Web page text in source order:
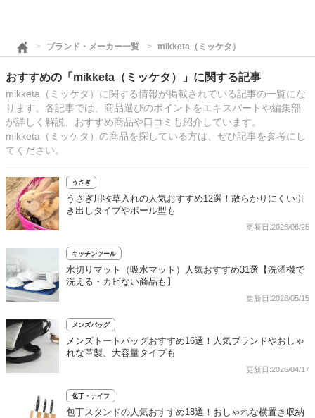
ブランド・メーカー一覧 mikketa（ミッケタ）
おすすめの「mikketa（ミッケタ）」に関する記事
mikketa（ミッケタ）に関する情報が掲載されている記事の一覧にな
ります。各記事では、商品選びのポイントをエキスパートや編集部
が詳しく解説、おすすめ商品や口コミも紹介しています。
mikketa（ミッケタ）の商品を探している方は、ぜひ記事を参考にし
てください。
うさぎ
うさぎ用牧草入れの人気おすすめ12選！散らかりにくい引
き出しタイプやボール型も
更新日:2026/06/25
キッチンツール
水切りマット（吸水マット）人気おすすめ31選【洗濯機で
洗える・カビない商品も】
更新日:2026/05/15
メンズバッグ
メンズトートバッグおすすめ16選！人気ブランドやおしゃ
れな革製、大容量タイプも
更新日:2026/04/17
包丁・ナイフ
包丁スタンドの人気おすすめ18選！おしゃれな横置き収納